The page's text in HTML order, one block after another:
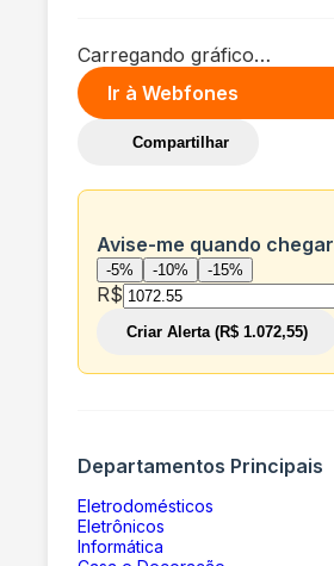
Carregando gráfico…
Ir à Webfones
Compartilhar
Avise-me quando chegar
-5% -10% -15%
R$
Criar Alerta (R$ 1.072,55)
Departamentos Principais
Eletrodomésticos
Eletrônicos
Informática